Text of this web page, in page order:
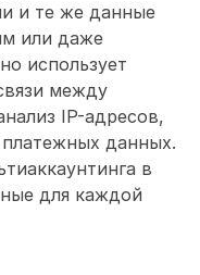
и те же данные
или даже
использует
между
IP-адресов,
платежных данных.
в
для каждой